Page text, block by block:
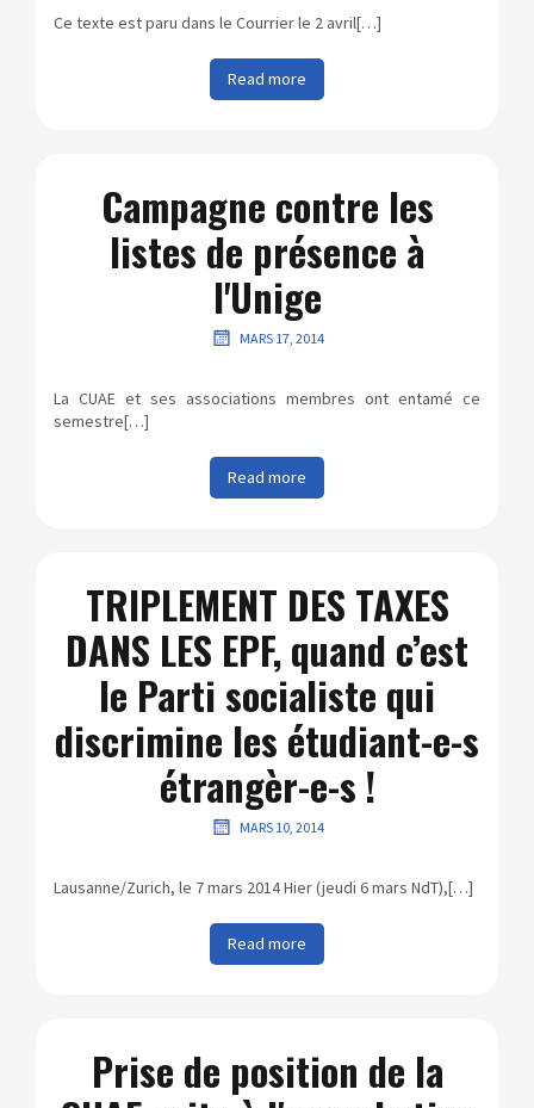
Ce texte est paru dans le Courrier le 2 avril[…]
Read more
Campagne contre les
listes de présence à
l'Unige
MARS 17, 2014
La CUAE et ses associations membres ont entamé ce
semestre[…]
Read more
TRIPLEMENT DES TAXES
DANS LES EPF, quand c’est
le Parti socialiste qui
discrimine les étudiant-e-s
étrangèr-e-s !
MARS 10, 2014
Lausanne/Zurich, le 7 mars 2014 Hier (jeudi 6 mars NdT),[…]
Read more
Prise de position de la